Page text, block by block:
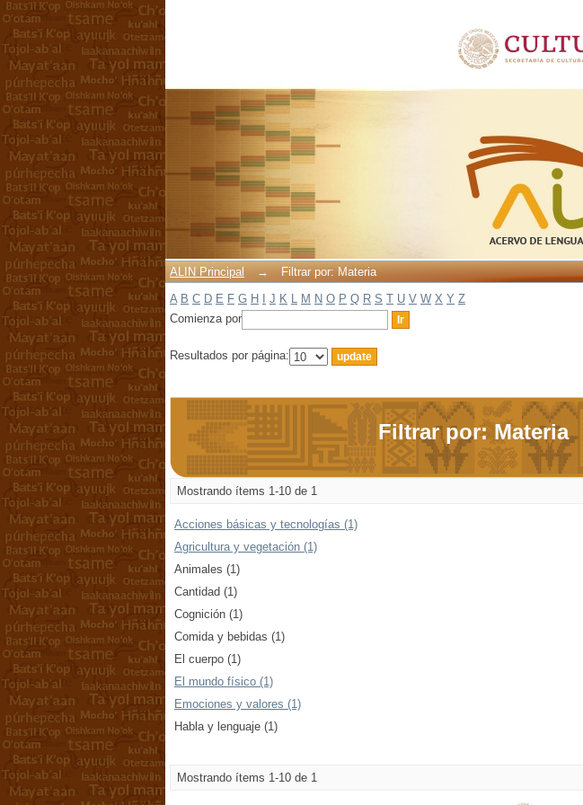
ALIN Principal →
Filtrar por: Materia
A B C D E F G H J K L M N O P Q R S T U V W X Y Z
Comienza por
Resultados por página:
Filtrar por: Materia
Mostrando ítems 1-10 de 1
Acciones básicas y tecnologías (1)
Agricultura y vegetación (1)
Animales (1)
Cantidad (1)
Cognición (1)
Comida y bebidas (1)
El cuerpo (1)
El mundo físico (1)
Emociones y valores (1)
Habla y lenguaje (1)
Mostrando ítems 1-10 de 1